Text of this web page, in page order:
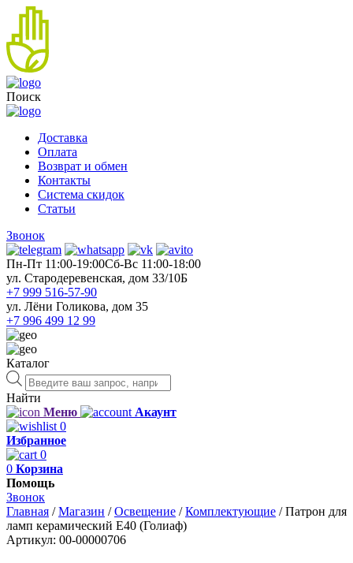
Поиск
Доставка
Оплата
Возврат и обмен
Контакты
Система скидок
Статьи
Звонок
Пн-Пт 11:00-19:00Cб-Вс 11:00-18:00
ул. Стародеревенская, дом 33/10Б
+7 999 516-57-90
ул. Лёни Голикова, дом 35
+7 996 499 12 99
Каталог
Поиск
товаров
Найти
Меню
Акаунт
0
Избранное
0
0 Корзина
Помощь
Звонок
Главная /Магазин /Освещение /Комплектующие /Патрон для
ламп керамический Е40 (Голиаф)
Артикул: 00-00000706